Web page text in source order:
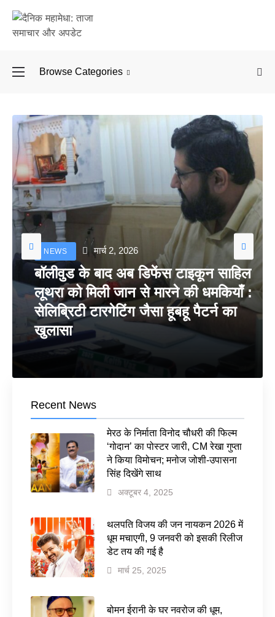
Browse Categories
NEWS मार्च 2, 2026
बॉलीवुड के बाद अब डिफेंस टाइकून साहिल
लूथरा को मिली जान से मारने की धमकियाँ :
सेलिब्रिटी टारगेटिंग जैसा हूबहू पैटर्न का
खुलासा
Recent News
मेरठ के निर्माता विनोद चौधरी की फिल्म
‘गोदान’ का पोस्टर जारी, CM रेखा गुप्ता
ने किया विमोचन; मनोज जोशी-उपासना
सिंह दिखेंगे साथ
अक्टूबर 4, 2025
थलपति विजय की जन नायकन 2026 में
धूम मचाएगी, 9 जनवरी को इसकी रिलीज
डेट तय की गई है
मार्च 25, 2025
बोमन ईरानी के घर नवरोज की धूम,